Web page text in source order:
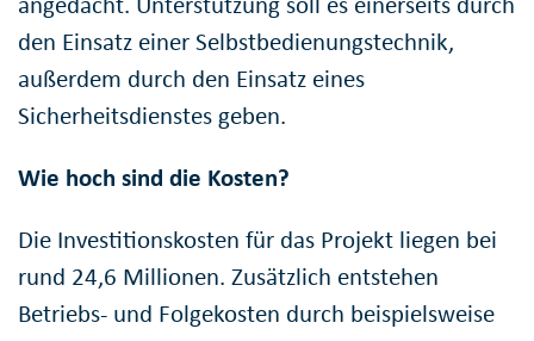
den Einsatz einer Selbstbedienungstechnik,
außerdem durch den Einsatz eines
Sicherheitsdienstes geben.
Wie hoch sind die Kosten?
Die Investitionskosten für das Projekt liegen bei
rund 24,6 Millionen. Zusätzlich entstehen
Betriebs- und Folgekosten durch beispielsweise